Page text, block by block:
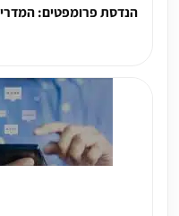
הנדסת פרומפטים: